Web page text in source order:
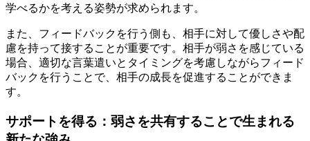
学べるかを考える姿勢が求められます。
また、フィードバックを行う側も、相手に対して優しさや配
慮を持って接することが重要です。相手が弱さを感じている
場合、適切な言葉遣いとタイミングを考慮しながらフィード
バックを行うことで、相手の成長を促進することができま
す。
サポートを得る：弱さを共有することで生まれる